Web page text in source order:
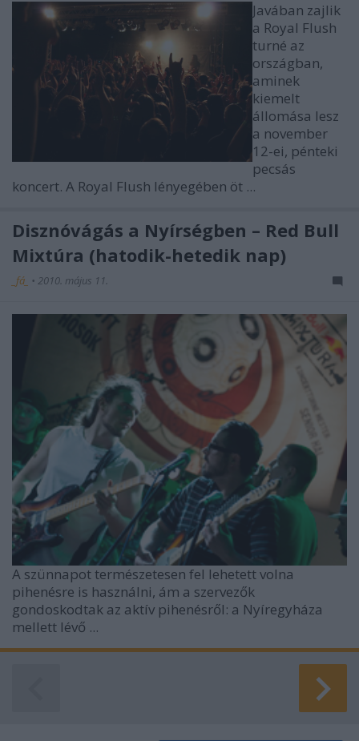
Javában zajlik
a Royal Flush
turné az
országban,
aminek
kiemelt
állomása lesz
a november
12-ei, pénteki
pecsás
koncert. A Royal Flush lényegében öt ...
Disznóvágás a Nyírségben – Red Bull
Mixtúra (hatodik-hetedik nap)
_fá_ • 2010. május 11.
A szünnapot természetesen fel lehetett volna
pihenésre is használni, ám a szervezők
gondoskodtak az aktív pihenésről: a Nyíregyháza
mellett lévő ...